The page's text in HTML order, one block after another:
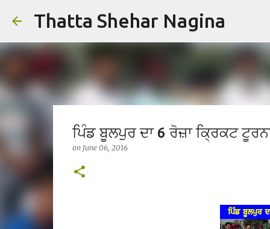
Thatta Shehar Nagina
ਪਿੰਡ ਬੂਲਪੁਰ ਦਾ 6 ਰੋਜ਼ਾ ਕ੍ਰਿਕਟ
on June 06, 2016